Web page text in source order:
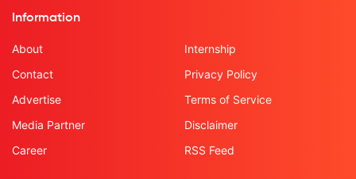
Information
About
Contact
Advertise
Media Partner
Career
Internship
Privacy Policy
Terms of Service
Disclaimer
RSS Feed